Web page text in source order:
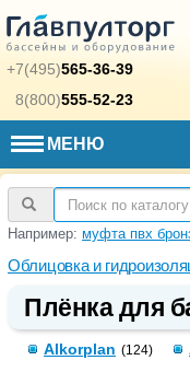
+7(495)565-36-39
8(800)555-52-23
МЕНЮ
Например: муфта пвх
Облицовка и
Плёнка для
Alkorplan (124)